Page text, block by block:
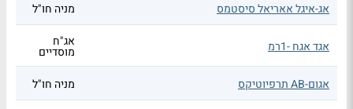
אג-איגל אאריאל סיסטמס
מניה חו"ל
אגד אגח -1רמ אג"ח
מוסדיים
אגום-AB תרפיוטיקס
מניה חו"ל